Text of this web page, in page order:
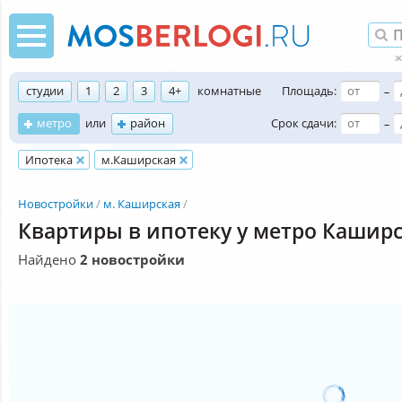
студии 1 2 3 4+
комнатные
метро
или район
Площадь:
–
Срок сдачи:
–
Ипотека м.Каширская
Новостройки м. Каширская
Квартиры в ипотеку у метро
Найдено 2 новостройки